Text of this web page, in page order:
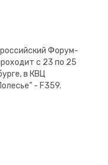
Форум-
с 23 по 25
в КВЦ
- F359.